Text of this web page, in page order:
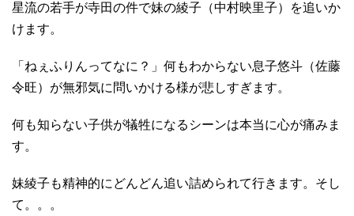
星流の若手が寺田の件で妹の綾子（中村映里子）を追いか
けます。
「ねぇふりんってなに？」何もわからない息子悠斗（佐藤
令旺）が無邪気に問いかける様が悲しすぎます。
何も知らない子供が犠牲になるシーンは本当に心が痛みま
す。
妹綾子も精神的にどんどん追い詰められて行きます。そし
て。。。